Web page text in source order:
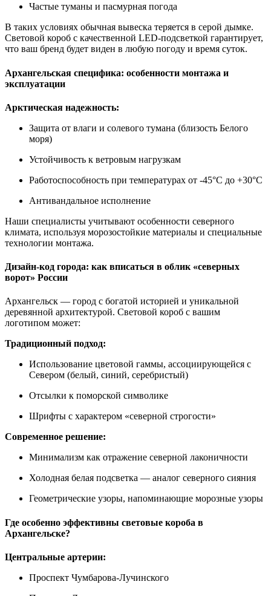
Частые туманы и пасмурная погода
В таких условиях обычная вывеска теряется в серой дымке.
Световой короб с качественной LED-подсветкой гарантирует,
что ваш бренд будет виден в любую погоду и время суток.
Архангельская специфика: особенности монтажа и
эксплуатации
Арктическая надежность:
Защита от влаги и солевого тумана (близость Белого
моря)
Устойчивость к ветровым нагрузкам
Работоспособность при температурах от -45°C до +30°C
Антивандальное исполнение
Наши специалисты учитывают особенности северного
климата, используя морозостойкие материалы и специальные
технологии монтажа.
Дизайн-код города: как вписаться в облик «северных
ворот» России
Архангельск — город с богатой историей и уникальной
деревянной архитектурой. Световой короб с вашим
логотипом может:
Традиционный подход:
Использование цветовой гаммы, ассоциирующейся с
Севером (белый, синий, серебристый)
Отсылки к поморской символике
Шрифты с характером «северной строгости»
Современное решение:
Минимализм как отражение северной лаконичности
Холодная белая подсветка — аналог северного сияния
Геометрические узоры, напоминающие морозные узоры
Где особенно эффективны световые короба в
Архангельске?
Центральные артерии:
Проспект Чумбарова-Лучинского